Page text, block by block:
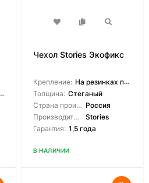
Чехол Stories Экофикс
Крепление: На резинках по углам
Толщина: Стеганый
Страна производитель: Россия
Производитель:
Stories
Гарантия: 1,5 года
В НАЛИЧИИ